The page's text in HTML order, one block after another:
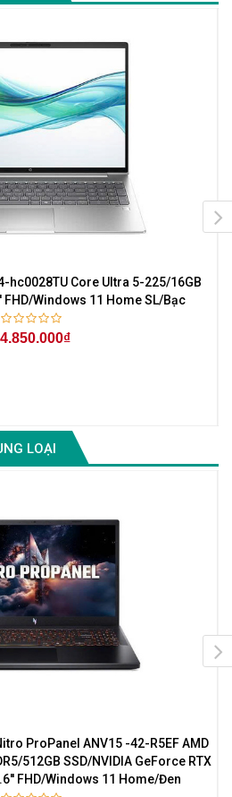
hc0028TU Core Ultra 5-225/16GB
FHD/Windows 11 Home SL/Bạc
LOẠI
ProPanel ANV15 -42-R5EF AMD
512GB SSD/NVIDIA GeForce RTX
FHD/Windows 11 Home/Đen